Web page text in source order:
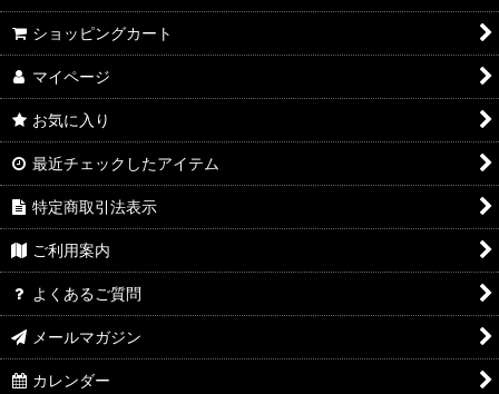
ショッピングカート
マイページ
お気に入り
最近チェックしたアイテム
特定商取引法表示
ご利用案内
よくあるご質問
メールマガジン
カレンダー